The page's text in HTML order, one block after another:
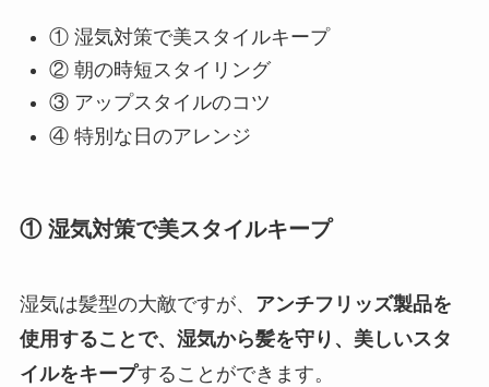
① 湿気対策で美スタイルキープ
② 朝の時短スタイリング
③ アップスタイルのコツ
④ 特別な日のアレンジ
① 湿気対策で美スタイルキープ
湿気は髪型の大敵ですが、 アンチフリッズ製品を
使用することで、湿気から髪を守り、美しいスタ
イルをキープすることができます。